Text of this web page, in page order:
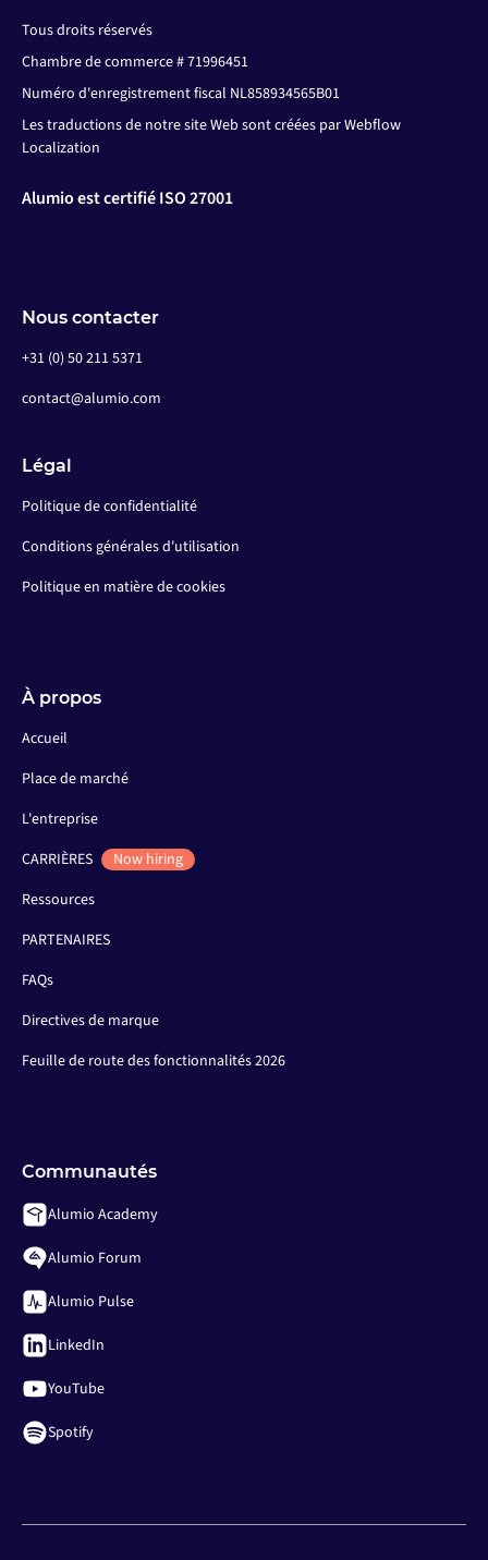
Tous droits réservés
Chambre de commerce # 71996451
Numéro d'enregistrement fiscal NL858934565B01
Les traductions de notre site Web sont créées par Webflow
Localization
Alumio est certifié ISO 27001
Nous contacter
+31 (0) 50 211 5371
contact@alumio.com
Légal
Politique de confidentialité
Conditions générales d'utilisation
Politique en matière de cookies
À propos
Accueil
Place de marché
L'entreprise
CARRIÈRES
Now hiring
Ressources
PARTENAIRES
FAQs
Directives de marque
Feuille de route des fonctionnalités 2026
Communautés
Alumio Academy
Alumio Forum
Alumio Pulse
LinkedIn
YouTube
Spotify